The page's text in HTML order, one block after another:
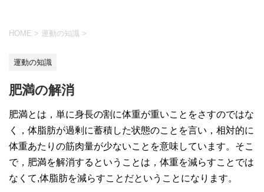
HOME > 運動の知識 >
運動の知識
肥満の解消
肥満とは，単に身長の割に体重が重いことをさすのではな
く，体脂肪が過剰に蓄積した状態のことを言い，相対的に
体重あたりの筋肉量が少ないことを意味しています。そこ
で，肥満を解消するということは，体重を減らすことでは
なくて,体脂肪を減らすことだということになります。